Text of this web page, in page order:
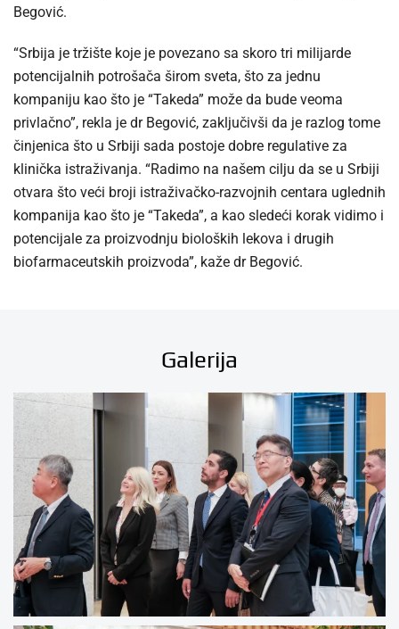
Begović.
“Srbija je tržište koje je povezano sa skoro tri milijarde
potencijalnih potrošača širom sveta, što za jednu
kompaniju kao što je “Takeda” može da bude veoma
privlačno”, rekla je dr Begović, zaključivši da je razlog tome
činjenica što u Srbiji sada postoje dobre regulative za
klinička istraživanja. “Radimo na našem cilju da se u Srbiji
otvara što veći broji istraživačko-razvojnih centara uglednih
kompanija kao što je “Takeda”, a kao sledeći korak vidimo i
potencijale za proizvodnju bioloških lekova i drugih
biofarmaceutskih proizvoda”, kaže dr Begović.
Galerija